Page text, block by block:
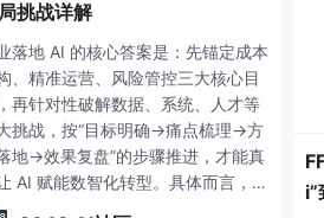
配置绑定表关系时，假设分片键
4条，它们呈现为笛卡尔积：
i.* FROM t_order_0 o JOIN
10 , 11
挑战详解
落地 AI 的核心答案是：先锚定成本
、精准运营、风险管控三大核心目
再针对性破解数据、系统、人才等
挑战，按“目标明确→痛点梳理→方
地→效果复盘”的步骤推进，才能真
AI 赋能数智化转型。具体而言，企
先明确自身 AI 应用的核心诉求，结